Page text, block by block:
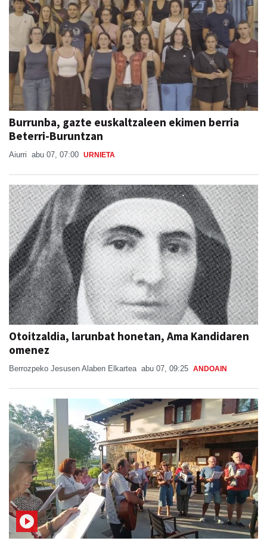
Burrunba, gazte euskaltzaleen ekimen berria
Beterri-Buruntzan
Aiurri abu 07, 07:00 URNIETA
Otoitzaldia, larunbat honetan, Ama Kandidaren
omenez
Berrozpeko Jesusen Alaben Elkartea abu 07, 09:25 ANDOAIN